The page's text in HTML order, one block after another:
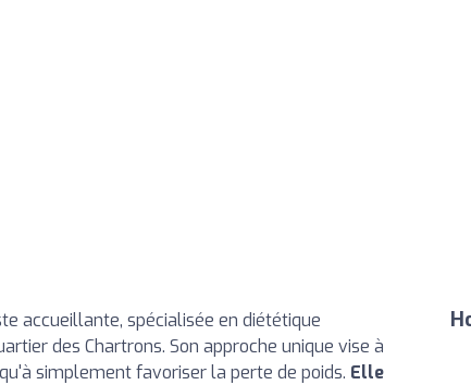
accueillante, spécialisée en diététique
des Chartrons. Son approche unique vise à
simplement favoriser la perte de poids. Elle